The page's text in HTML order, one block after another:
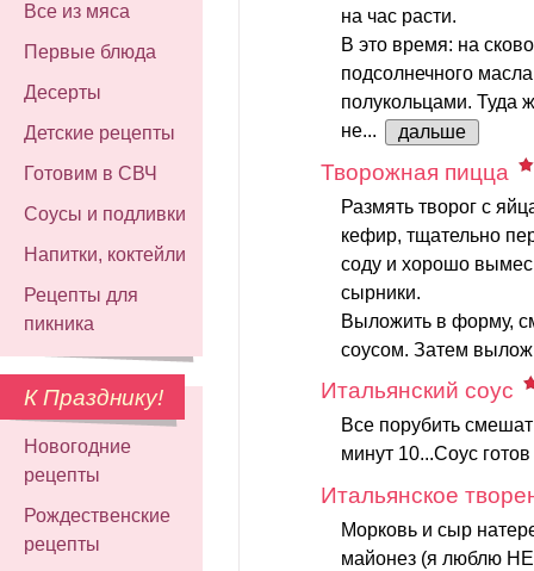
Все из мяса
Первые блюда
Десерты
Детские рецепты
Готовим в СВЧ
Соусы и подливки
Напитки, коктейли
Рецепты для
пикника
К Празднику!
Новогодние
рецепты
Рождественские
рецепты
на час расти.
В это время: на
подсолнечного
полукольцами. Туда
не...
дальше
Творожная пицца
Размять творог с
кефир, тщательно
соду и хорошо
сырники.
Выложить в форму,
соусом. Затем
Итальянский соус
Все порубить
минут 10...Соус готов
Итальянское
Морковь и сыр
майонез (я люблю